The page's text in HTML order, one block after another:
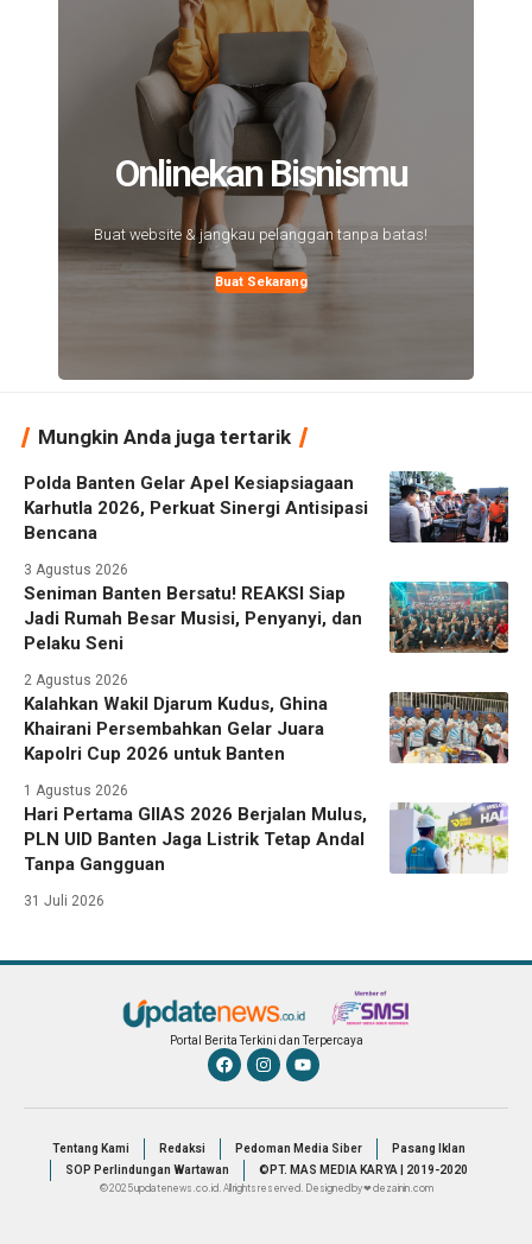
Onlinekan Bisnismu
Buat website & jangkau pelanggan tanpa batas!
Buat Sekarang
Mungkin Anda juga tertarik
Polda Banten Gelar Apel Kesiapsiagaan
Karhutla 2026, Perkuat Sinergi Antisipasi
Bencana
3 Agustus 2026
Seniman Banten Bersatu! REAKSI Siap
Jadi Rumah Besar Musisi, Penyanyi, dan
Pelaku Seni
2 Agustus 2026
Kalahkan Wakil Djarum Kudus, Ghina
Khairani Persembahkan Gelar Juara
Kapolri Cup 2026 untuk Banten
1 Agustus 2026
Hari Pertama GIIAS 2026 Berjalan Mulus,
PLN UID Banten Jaga Listrik Tetap Andal
Tanpa Gangguan
31 Juli 2026
Portal Berita Terkini dan Terpercaya
Tentang Kami Redaksi Pedoman Media Siber
Pasang Iklan
SOP Perlindungan Wartawan
©PT. MAS MEDIA KARYA | 2019-2020
© 2025 updatenews.co.id. All rights reserved. Designed by ❤ dezainin.com